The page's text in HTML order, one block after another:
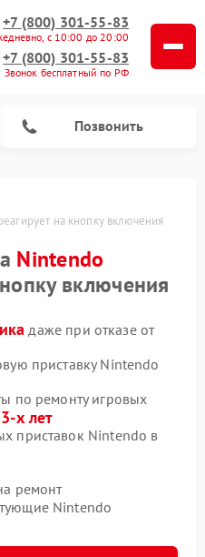
+7 (800) 301-55-83
с 10:00 до 20:00
+7 (800) 301-55-83
Звонок бесплатный по РФ
Позвонить
на кнопку включения
Nintendo
включения
даже при отказе от
приставку Nintendo
по ремонту игровых
х лет
приставок Nintendo в
ремонт
Nintendo